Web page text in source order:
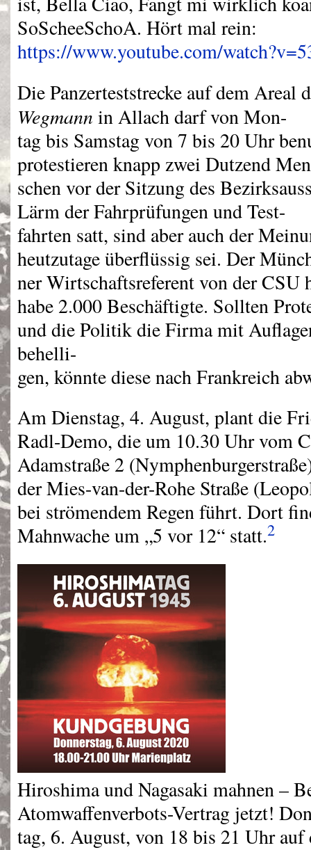
SoScheeSchoA. Hört mal rein:
https://www.youtube.com/
Die Panzerteststrecke auf dem Areal
Wegmann in Allach darf von Mon-
tag bis Samstag von 7 bis 20 Uhr
protestieren knapp zwei Dutzend
schen vor der Sitzung des
Lärm der Fahrprüfungen und Test-
fahrten satt, sind aber auch der
heutzutage überflüssig sei. Der
ner Wirtschaftsreferent von derCSU
habe 2.000 Beschäftigte. Sollten
und die Politik die Firma mit
behelli-
gen, könnte diese nach Frankreich
Am Dienstag, 4. August, plant die
Radl-Demo, die um 10.30 Uhr vom
Adamstraße 2
der Mies-van-der-Rohe Straße
bei strömendem Regen führt. Dort
Mahnwache um „5 vor 12“ statt.2
Hiroshima und Nagasaki mahnen –
Atomwaffenverbots-Vertrag jetzt!
tag, 6. August, von 18 bis 21 Uhr